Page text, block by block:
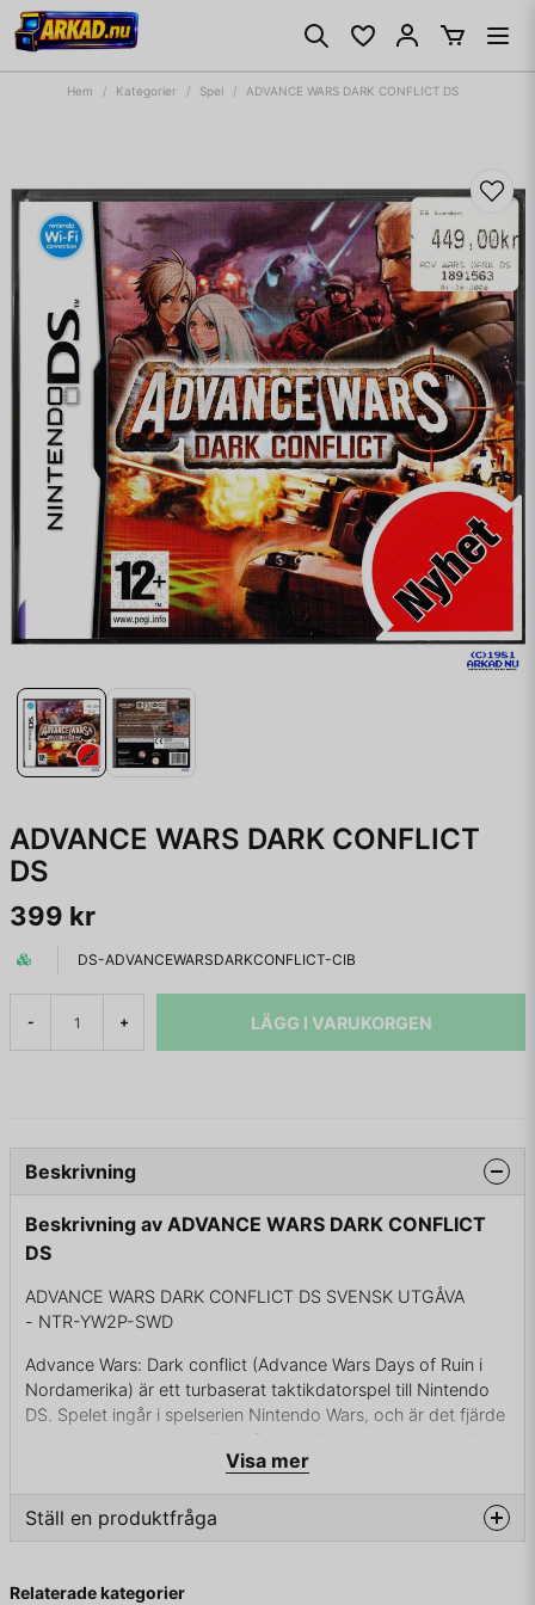
Hem Kategorier Spel ADVANCE WARS DARK CONFLICT DS
ADVANCE WARS DARK CONFLICT
DS
399 kr
DS-ADVANCEWARSDARKCONFLICT-CIB
- + LÄGG I VARUKORGEN
Beskrivning
Beskrivning av ADVANCE WARS DARK CONFLICT
DS
ADVANCE WARS DARK CONFLICT DS SVENSK UTGÅVA
- NTR-YW2P-SWD
Advance Wars: Dark conflict (Advance Wars Days of Ruin i
Nordamerika) är ett turbaserat taktikdatorspel till Nintendo
DS. Spelet ingår i spelserien Nintendo Wars, och är det fjärde
i underserien Advance Wars. Spelet släpptes i Nordamerika
den 21 januari 2008, i Europa den 25 januari och i Australien
den 21 februari.
Spelet planerades att släppas i Japan under namnet
uteblev efter flera uppskjutningar, men en nedladdningsbar
Visa mer
Ställ en produktfråga
Fråga oss något om denna produkten...
Relaterade kategorier